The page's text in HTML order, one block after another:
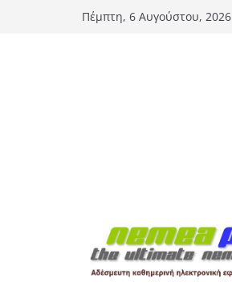
Πέμπτη, 6 Αυγούστου, 2026